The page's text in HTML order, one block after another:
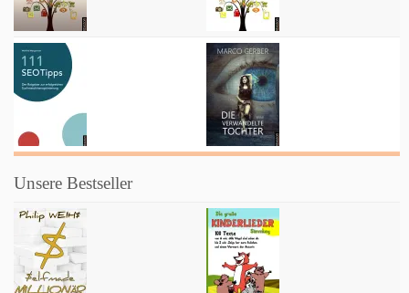
Unsere Bestseller